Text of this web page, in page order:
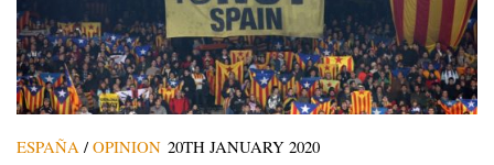
ESPAÑA / OPINION 20TH JANUARY 2020